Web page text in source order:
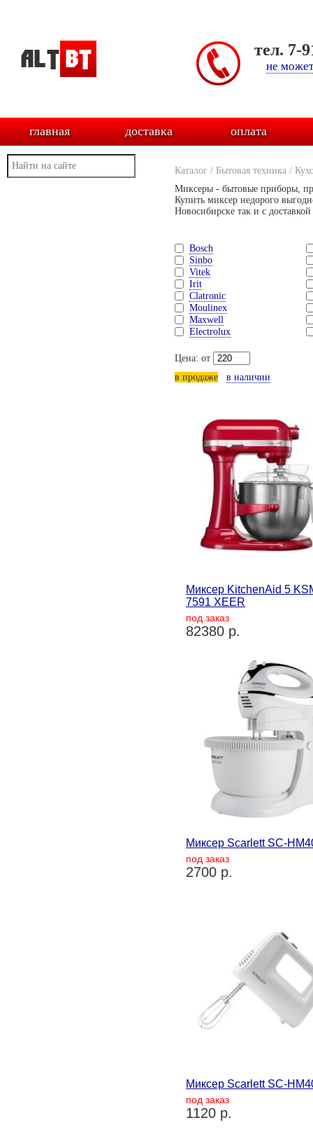
тел. 7-
не
главная доставка оплата
Каталог / Бытовая техника /
Миксеры - бытовые приборы,
Купить миксер недорого
Новосибирске так и с
Bosch
Sinbo
Vitek
Irit
Clatronic
Moulinex
Maxwell
Electrolux
Цена: от
в продаже
в наличии
Миксер KitchenAid 5
7591 XEER
под заказ
82380 р.
Миксер Scarlett SC-
под заказ
2700 р.
Миксер Scarlett SC-
под заказ
1120 р.